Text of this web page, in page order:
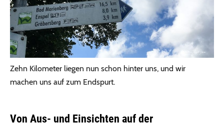
Zehn Kilometer liegen nun schon hinter uns, und wir
machen uns auf zum Endspurt.
Von Aus- und Einsichten auf der